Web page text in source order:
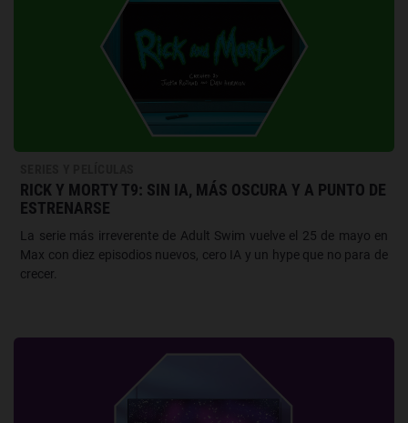
RICK Y MORTY T9: SIN IA, MÁS OSCURA Y A PUNTO DE
ESTRENARSE
La serie más irreverente de Adult Swim vuelve el 25 de mayo en
Max con diez episodios nuevos, cero IA y un hype que no para de
crecer.